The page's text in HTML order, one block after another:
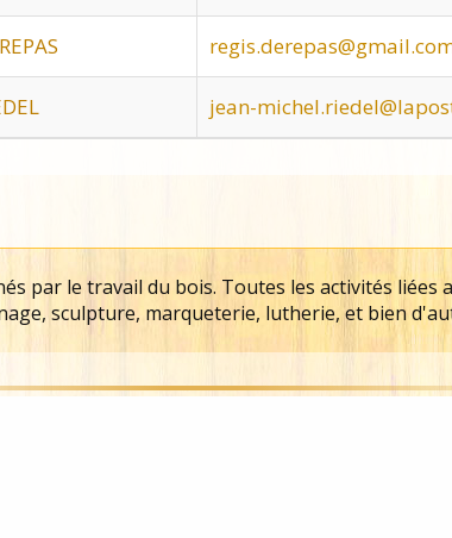
jean-
par le travail du bois. Toutes les activités liées
sculpture, marqueterie, lutherie, et bien